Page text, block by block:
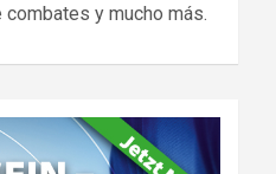
y mucho más.